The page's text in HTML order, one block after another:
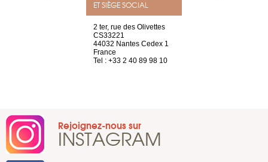
ET SIÈGE SOCIAL
2 ter, rue des Olivettes
CS33221
44032 Nantes Cedex 1
France
Tel : +33 2 40 89 98 10
Rejoignez-nous sur
INSTAGRAM